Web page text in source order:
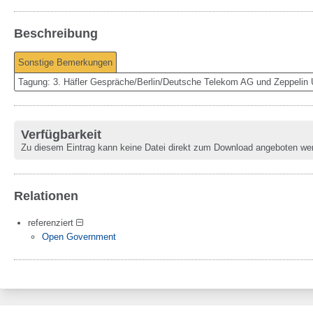
Beschreibung
Sonstige Bemerkungen
Tagung: 3. Häfler Gespräche/Berlin/Deutsche Telekom AG und Zeppelin
Verfügbarkeit
Zu diesem Eintrag kann keine Datei direkt zum Download angeboten
Relationen
referenziert
Open Government